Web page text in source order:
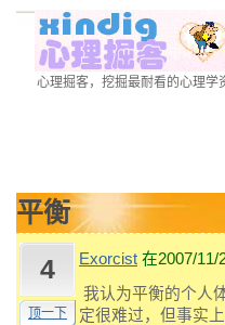
心理掘客，挖掘最耐看的心理学
平衡
4
顶一下
Exorcist 在2007/11/
我认为平衡的个人
定很难过，但事实上